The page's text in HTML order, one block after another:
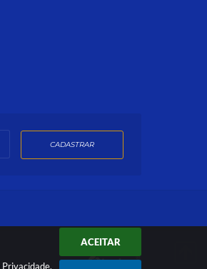
Privacidade.
ACEITAR
CADASTRAR